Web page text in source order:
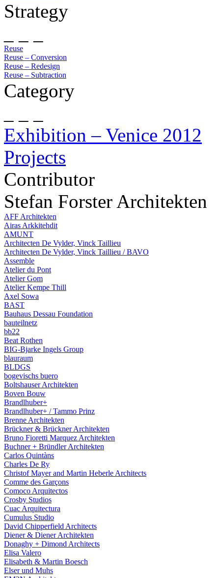
Strategy
Reuse
Reuse – Conversion
Reuse – Redesign
Reuse – Subtraction
Category
Exhibition – Venice 2012
Projects
Contributor
Stefan Forster Architekten
AFF Architekten
Airas Arkkitehdit
AMUNT
Architecten De Vylder, Vinck Taillieu
Architecten De Vylder, Vinck Taillieu / BAVO
Assemble
Atelier du Pont
Atelier Gom
Atelier Kempe Thill
Axel Sowa
BAST
Bauhaus Dessau Foundation
bauteilnetz
bb22
Beat Rothen
BIG-Bjarke Ingels Group
blauraum
BLDGS
bogevischs buero
Boltshauser Architekten
Boven Bouw
Brandlhuber+
Brandlhuber+ / Tammo Prinz
Brenne Architekten
Brückner & Brückner Architekten
Bruno Fioretti Marquez Architekten
Buchner + Bründler Architekten
Carlos Quintàns
Charles De Ry
Christof Mayer and Martin Heberle Architects
Comme des Garçons
Comoco Arquitectos
Crosby Studios
Cuac Arquitectura
Cumulus Studio
David Chipperfield Architects
Diener & Diener Architekten
Donaghy + Dimond Architects
Elisa Valero
Elisabeth & Martin Boesch
Elser und Muhs